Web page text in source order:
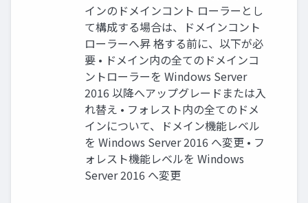
インのドメインコント ローラーとし
て構成する場合は、ドメインコント
ローラーへ昇 格する前に、以下が必
要 • ドメイン内の全てのドメインコ
ントローラーを Windows Server
2016 以降へアップグレードまたは入
れ替え • フォレスト内の全てのドメ
インについて、ドメイン機能レベル
を Windows Server 2016 へ変更 • フ
ォレスト機能レベルを Windows
Server 2016 へ変更